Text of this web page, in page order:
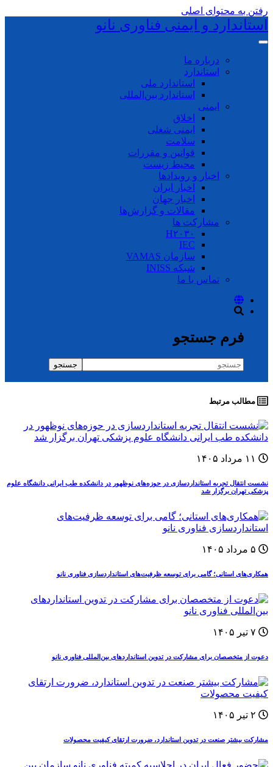
رفتن به محتوای اصلی
استاندارد و ایمنی فناوری نانو
درباره ما
استاندارد
استاندارد ملی
استاندارد بین‌المللی
ایمنی
اخلاق
ایمنی شغلی
سلامت
قوانین و مقررات
محیط زیست
اخبار و رویدادها
اخبار ایران
اخبار جهان
مقالات و گزارش‌ها
مشارکت ها
H۲۰۳۰
IEC
سازمان VAMAS
شبکه INISS
تماس با ما
فرم جستجو
جستجو
مطالب مرتبط
نشست انتقال تجربه استانداردسازی در حوزه‌های نوظهور در دانشکده طب ایرانی دانشگاه علوم
پزشکی تهران برگزار شد
همکاری‌های استانی؛ گامی برای توسعه ظرفیت‌های استانداردسازی فناوری نانو
دعوت از متخصصان برای مشارکت در تدوین استانداردهای بین‌المللی فناوری نانو
مشارکت بیشتر صنعت در تدوین استاندارد، ضرورت ارتقای کیفیت محصولات